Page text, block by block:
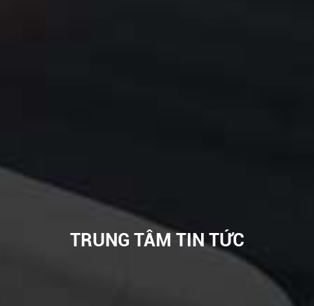
TRUNG TÂM TIN TỨC